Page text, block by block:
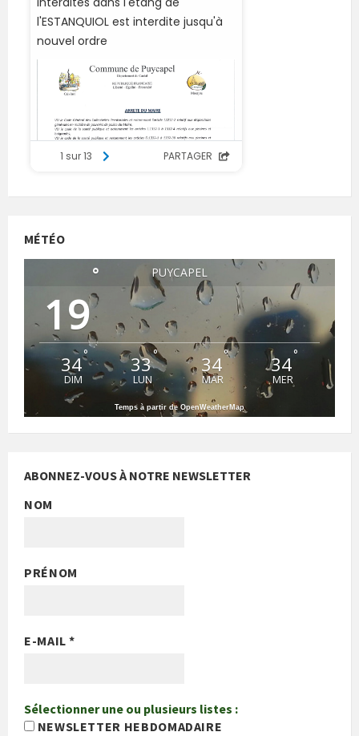
MÉTÉO
PUYCAPEL
19
°
34°
DIM
33°
LUN
34°
MAR
34°
MER
Temps à partir de OpenWeatherMap
ABONNEZ-VOUS À NOTRE NEWSLETTER
NOM
PRÉNOM
E-MAIL*
Sélectionner une ou plusieurs listes :
NEWSLETTER HEBDOMADAIRE